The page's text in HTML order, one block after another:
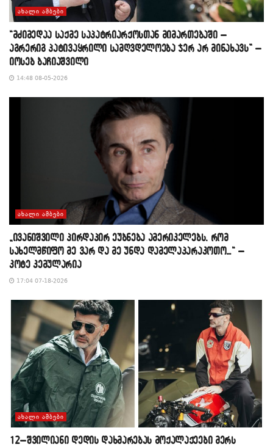
ᲐᲮᲐᲚᲘ ᲐᲛᲑᲔᲑᲘ
“მძიმედაა საქმე საპატრიარქოსთან მიმართებაში –
აგრერიგ პატივაყრილი სამღვდელოება ჯერ არ მინახავს” –
იოსებ ბაჩიაშვილი
14:48 08-05-2026
ᲐᲮᲐᲚᲘ ᲐᲛᲑᲔᲑᲘ
„ივანიშვილი პირდაპირ ეუბნება ამერიკელებს, რომ
სახელმწიფო მე ვარ და მე უნდა დამელაპარაკოთო…“ –
კოტე კემულარია
17:04 07-18-2026
ᲐᲮᲐᲚᲘ ᲐᲛᲑᲔᲑᲘ
12–შვილიანი დედის დახმარებას მოქალაქეები მერს